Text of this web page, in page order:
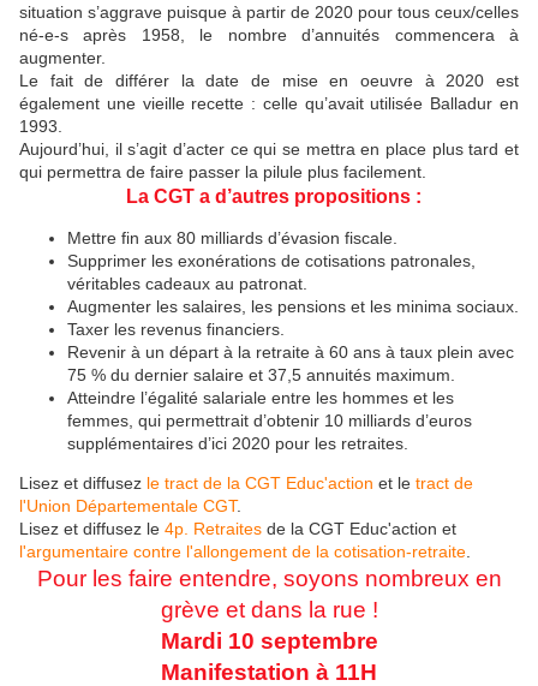
situation s’aggrave puisque à partir de 2020 pour tous ceux/celles
né-e-s après 1958, le nombre d’annuités commencera à
augmenter.
Le fait de différer la date de mise en oeuvre à 2020 est
également une vieille recette : celle qu’avait utilisée Balladur en
1993.
Aujourd’hui, il s’agit d’acter ce qui se mettra en place plus tard et
qui permettra de faire passer la pilule plus facilement.
La CGT a d’autres propositions :
Mettre fin aux 80 milliards d’évasion fiscale.
Supprimer les exonérations de cotisations patronales,
véritables cadeaux au patronat.
Augmenter les salaires, les pensions et les minima sociaux.
Taxer les revenus financiers.
Revenir à un départ à la retraite à 60 ans à taux plein avec
75 % du dernier salaire et 37,5 annuités maximum.
Atteindre l’égalité salariale entre les hommes et les
femmes, qui permettrait d’obtenir 10 milliards d’euros
supplémentaires d’ici 2020 pour les retraites.
Lisez et diffusez le tract de la CGT Educ'action et le tract de
l'Union Départementale CGT.
Lisez et diffusez le 4p. Retraites de la CGT Educ'action et
l'argumentaire contre l'allongement de la cotisation-retraite
Pour les faire entendre, soyons nombreux en
grève et dans la rue !
Mardi 10 septembre
Manifestation à 11H